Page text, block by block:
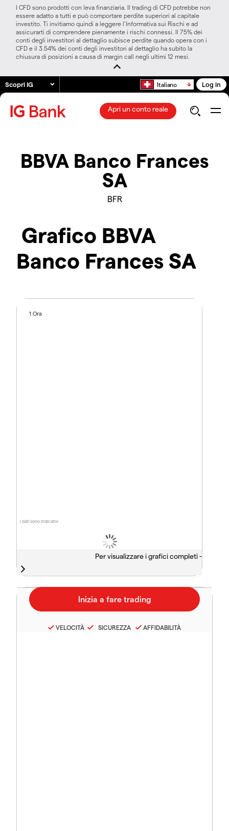
I CFD sono prodotti con leva finanziaria. Il trading di CFD potrebbe non
essere adatto a tutti e può comportare perdite superiori al capitale
investito. Ti invitiamo quindi a leggere l’Informativa sui Rischi e ad
assicurarti di comprendere pienamente i rischi connessi. Il 75% dei
conti degli investitori al dettaglio subisce perdite quando opera con i
CFD e il 3.54% dei conti degli investitori al dettaglio ha subito la
chiusura di posizioni a causa di margin call negli ultimi 12 mesi.
Scopri IG Italiano Log in
Apri un conto reale
BBVA Banco Frances
SA
BFR
Grafico BBVA
Banco Frances SA
I dati sono indicativi
1 Ora
Per visualizzare i grafici completi -
VELOCITÀ SICUREZZA AFFIDABILITÀ